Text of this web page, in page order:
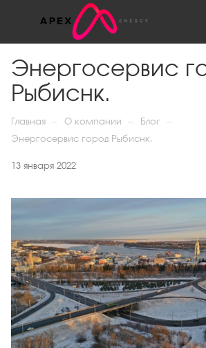
Энергосервис
Рыбиснк.
Главная — О компании — Блог —
Энергосервис город Рыбиснк.
13 января 2022